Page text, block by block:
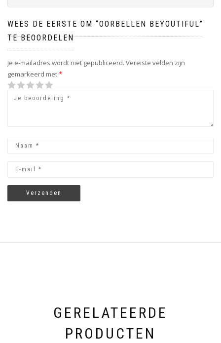
WEES DE EERSTE OM “OORBELLEN BEYOUTIFUL”
TE BEOORDELEN
Je e-mailadres wordt niet gepubliceerd. Vereiste velden zijn
gemarkeerd met*
1
van
2 van
de 5
3 van de
5 sterren
4 van de 5
sterren
5 van de 5
sterren
GERELATEERDE
PRODUCTEN